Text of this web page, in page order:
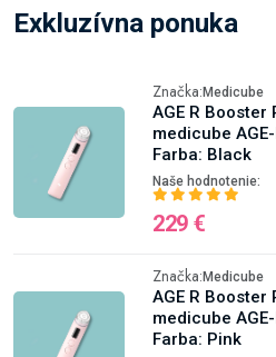
Exkluzívna ponuka
Značka: Medicube
AGE R
medicube
Farba: Black
Naše hodnotenie:
229 €
Značka: Medicube
AGE R
medicube
Farba: Pink